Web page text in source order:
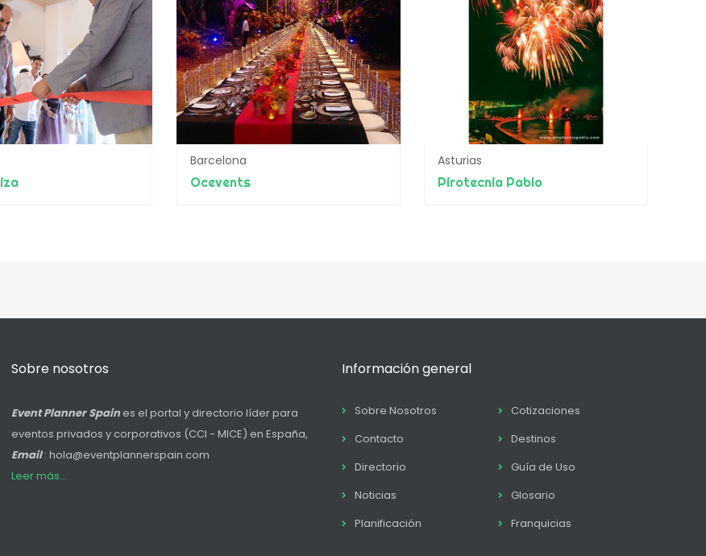
Barcelona
Ocevents
Asturias
Pirotecnia Pablo
Sobre nosotros
Event Planner Spaines el portal y directorio líder para
eventos privados y corporativos (CCI - MICE) en España,
Email: hola@eventplannerspain.com
Leer más...
Información general
Sobre Nosotros
Cotizaciones
Contacto
Destinos
Directorio
Guía de Uso
Noticias
Glosario
Planificación
Franquicias